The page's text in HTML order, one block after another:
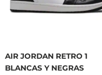
AIR JORDAN RETRO 1
BLANCAS Y NEGRAS